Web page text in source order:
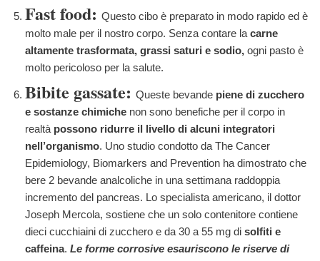
Fast food: Questo cibo è preparato in modo rapido ed è
molto male per il nostro corpo. Senza contare la carne
altamente trasformata, grassi saturi e sodio, ogni pasto è
molto pericoloso per la salute.
Bibite gassate: Queste bevande piene di zucchero
e sostanze chimiche non sono benefiche per il corpo in
realtà possono ridurre il livello di alcuni integratori
nell’organismo. Uno studio condotto da The Cancer
Epidemiology, Biomarkers and Prevention ha dimostrato che
bere 2 bevande analcoliche in una settimana raddoppia
incremento del pancreas. Lo specialista americano, il dottor
Joseph Mercola, sostiene che un solo contenitore contiene
dieci cucchiaini di zucchero e da 30 a 55 mg di solfiti e
caffeina. Le forme corrosive esauriscono le riserve di